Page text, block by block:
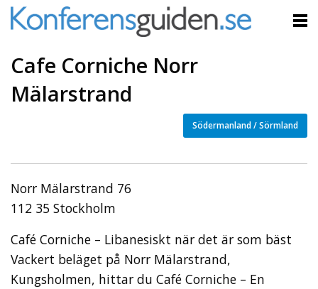
Cafe Corniche Norr
Mälarstrand
Södermanland / Sörmland
Norr Mälarstrand 76
112 35 Stockholm
Café Corniche – Libanesiskt när det är som bäst
Vackert beläget på Norr Mälarstrand,
Kungsholmen, hittar du Café Corniche – En